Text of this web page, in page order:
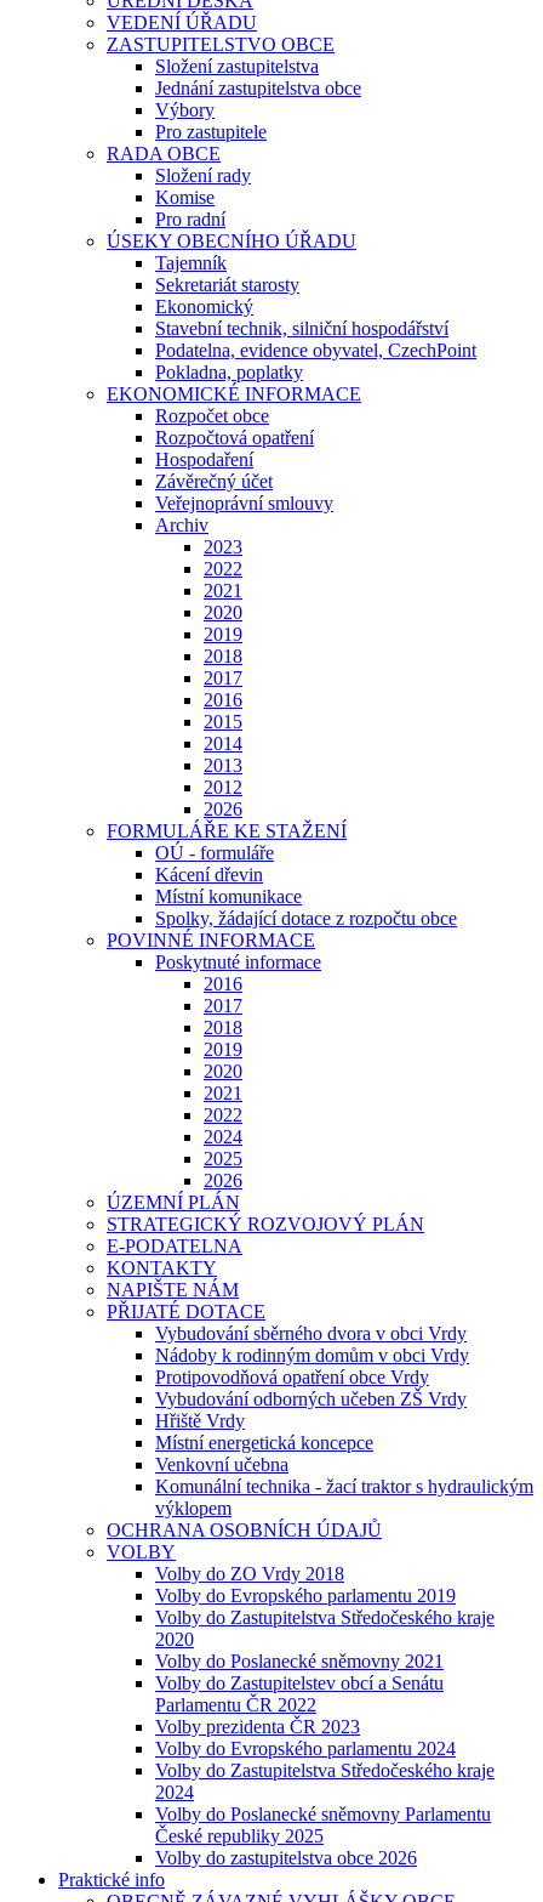
VEDENÍ ÚŘADU
ZASTUPITELSTVO OBCE
Složení zastupitelstva
Jednání zastupitelstva obce
Výbory
Pro zastupitele
RADA OBCE
Složení rady
Komise
Pro radní
ÚSEKY OBECNÍHO ÚŘADU
Tajemník
Sekretariát starosty
Ekonomický
Stavební technik, silniční hospodářství
Podatelna, evidence obyvatel, CzechPoint
Pokladna, poplatky
EKONOMICKÉ INFORMACE
Rozpočet obce
Rozpočtová opatření
Hospodaření
Závěrečný účet
Veřejnoprávní smlouvy
Archiv
2023
2022
2021
2020
2019
2018
2017
2016
2015
2014
2013
2012
2026
FORMULÁŘE KE STAŽENÍ
OÚ - formuláře
Kácení dřevin
Místní komunikace
Spolky, žádající dotace z rozpočtu obce
POVINNÉ INFORMACE
Poskytnuté informace
2016
2017
2018
2019
2020
2021
2022
2024
2025
2026
ÚZEMNÍ PLÁN
STRATEGICKÝ ROZVOJOVÝ PLÁN
E-PODATELNA
KONTAKTY
NAPIŠTE NÁM
PŘIJATÉ DOTACE
Vybudování sběrného dvora v obci Vrdy
Nádoby k rodinným domům v obci Vrdy
Protipovodňová opatření obce Vrdy
Vybudování odborných učeben ZŠ Vrdy
Hřiště Vrdy
Místní energetická koncepce
Venkovní učebna
Komunální technika - žací traktor s hydraulickým
výklopem
OCHRANA OSOBNÍCH ÚDAJŮ
VOLBY
Volby do ZO Vrdy 2018
Volby do Evropského parlamentu 2019
Volby do Zastupitelstva Středočeského kraje
2020
Volby do Poslanecké sněmovny 2021
Volby do Zastupitelstev obcí a Senátu
Parlamentu ČR 2022
Volby prezidenta ČR 2023
Volby do Evropského parlamentu 2024
Volby do Zastupitelstva Středočeského kraje
2024
Volby do Poslanecké sněmovny Parlamentu
České republiky 2025
Volby do zastupitelstva obce 2026
Praktické info